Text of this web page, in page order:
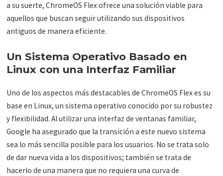
a su suerte, ChromeOS Flex ofrece una solución viable para
aquellos que buscan seguir utilizando sus dispositivos
antiguos de manera eficiente.
Un Sistema Operativo Basado en
Linux con una Interfaz Familiar
Uno de los aspectos más destacables de ChromeOS Flex es su
base en Linux, un sistema operativo conocido por su robustez
y flexibilidad. Al utilizar una interfaz de ventanas familiar,
Google ha asegurado que la transición a este nuevo sistema
sea lo más sencilla posible para los usuarios. No se trata solo
de dar nueva vida a los dispositivos; también se trata de
hacerlo de una manera que no requiera una curva de